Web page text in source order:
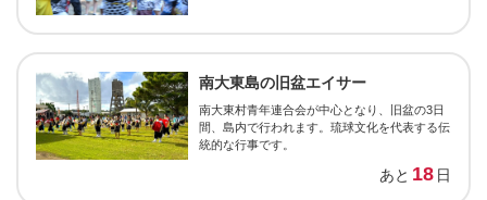
南大東島の旧盆エイサー
南大東村青年連合会が中心となり、旧盆の3日
間、島内で行われます。琉球文化を代表する伝
統的な行事です。
あと 18 日